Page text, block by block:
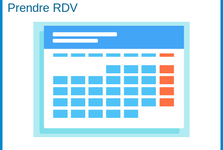
Prendre RDV